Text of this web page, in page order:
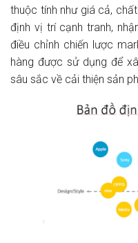
thuộc tính như giá cả,
định vị trí cạnh tranh,
điều chỉnh chiến lược
hàng được sử dụng để
sâu sắc về cải thiện sản